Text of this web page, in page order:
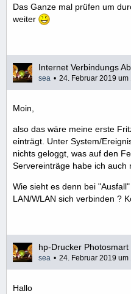
Das Ganze mal prüfen um
weiter
Internet Verbindungs
sea 24. Februar 2019 um
Moin,
also das wäre meine erste
einträgt. Unter System/
nichts geloggt, was auf den
Servereinträge habe ich auch
Wie sieht es denn bei
LAN/WLAN sich verbinden ?
hp-Drucker
sea 24. Februar 2019 um
Hallo